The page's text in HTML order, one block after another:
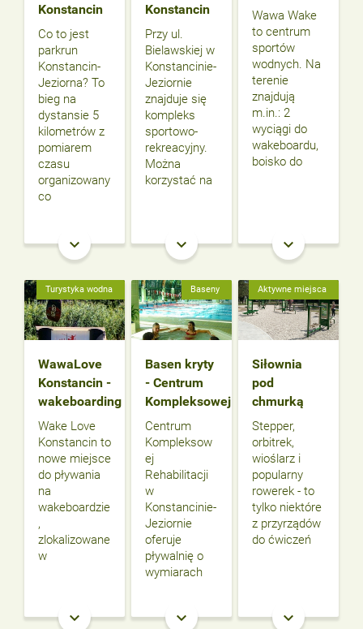
Konstancin
Co to jest
parkrun
Konstancin-
Jeziorna? To
bieg na
dystansie 5
kilometrów z
pomiarem
czasu
organizowany
co
keyboard_arrow_down
Konstancin
Przy ul.
Bielawskiej w
Konstancinie-
Jeziornie
znajduje się
kompleks
sportowo-
rekreacyjny.
Można
korzystać na
keyboard_arrow_down
Wawa Wake
to centrum
sportów
wodnych. Na
terenie
znajdują
m.in.: 2
wyciągi do
wakeboardu,
boisko do
keyboard_arrow_down
Turystyka wodna
WawaLove
Konstancin -
wakeboarding
Wake Love
Konstancin to
nowe miejsce
do pływania
na
wakeboardzie
,
zlokalizowane
w
keyboard_arrow_down
Baseny
Basen kryty
- Centrum
Kompleksowej
Centrum
Kompleksow
ej
Rehabilitacji
w
Konstancinie-
Jeziornie
oferuje
pływalnię o
wymiarach
keyboard_arrow_down
Aktywne miejsca
Siłownia
pod
chmurką
Stepper,
orbitrek,
wioślarz i
popularny
rowerek - to
tylko niektóre
z przyrządów
do ćwiczeń
keyboard_arrow_down